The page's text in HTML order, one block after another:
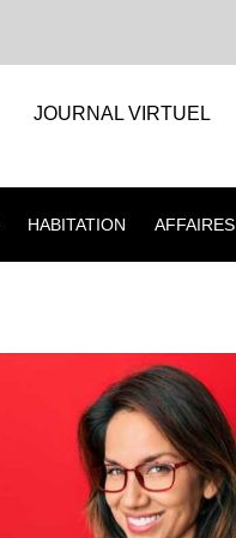
JOURNAL VIRTUEL
HABITATION AFFAIRES